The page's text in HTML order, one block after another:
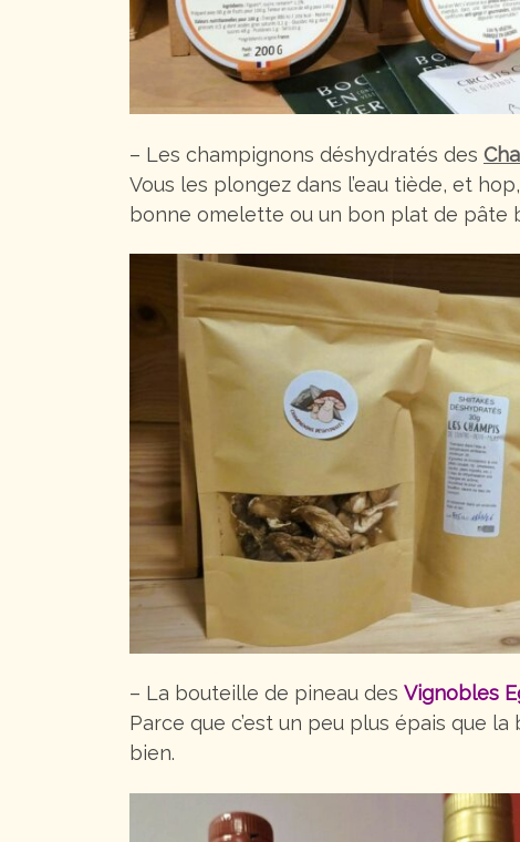
– Les champignons déshydratés des
Vous les plongez dans l’eau tiède, et
bonne omelette ou un bon plat de pâte
– La bouteille de pineau des Vignobles
Parce que c’est un peu plus épais que
bien.